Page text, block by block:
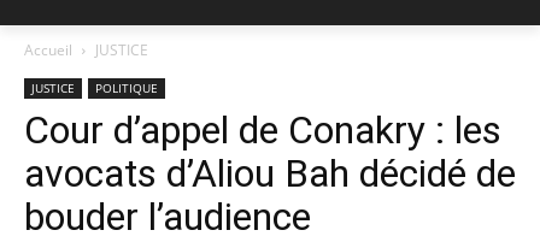
Accueil JUSTICE
JUSTICE POLITIQUE
Cour d’appel de Conakry : les
avocats d’Aliou Bah décidé de
bouder l’audience